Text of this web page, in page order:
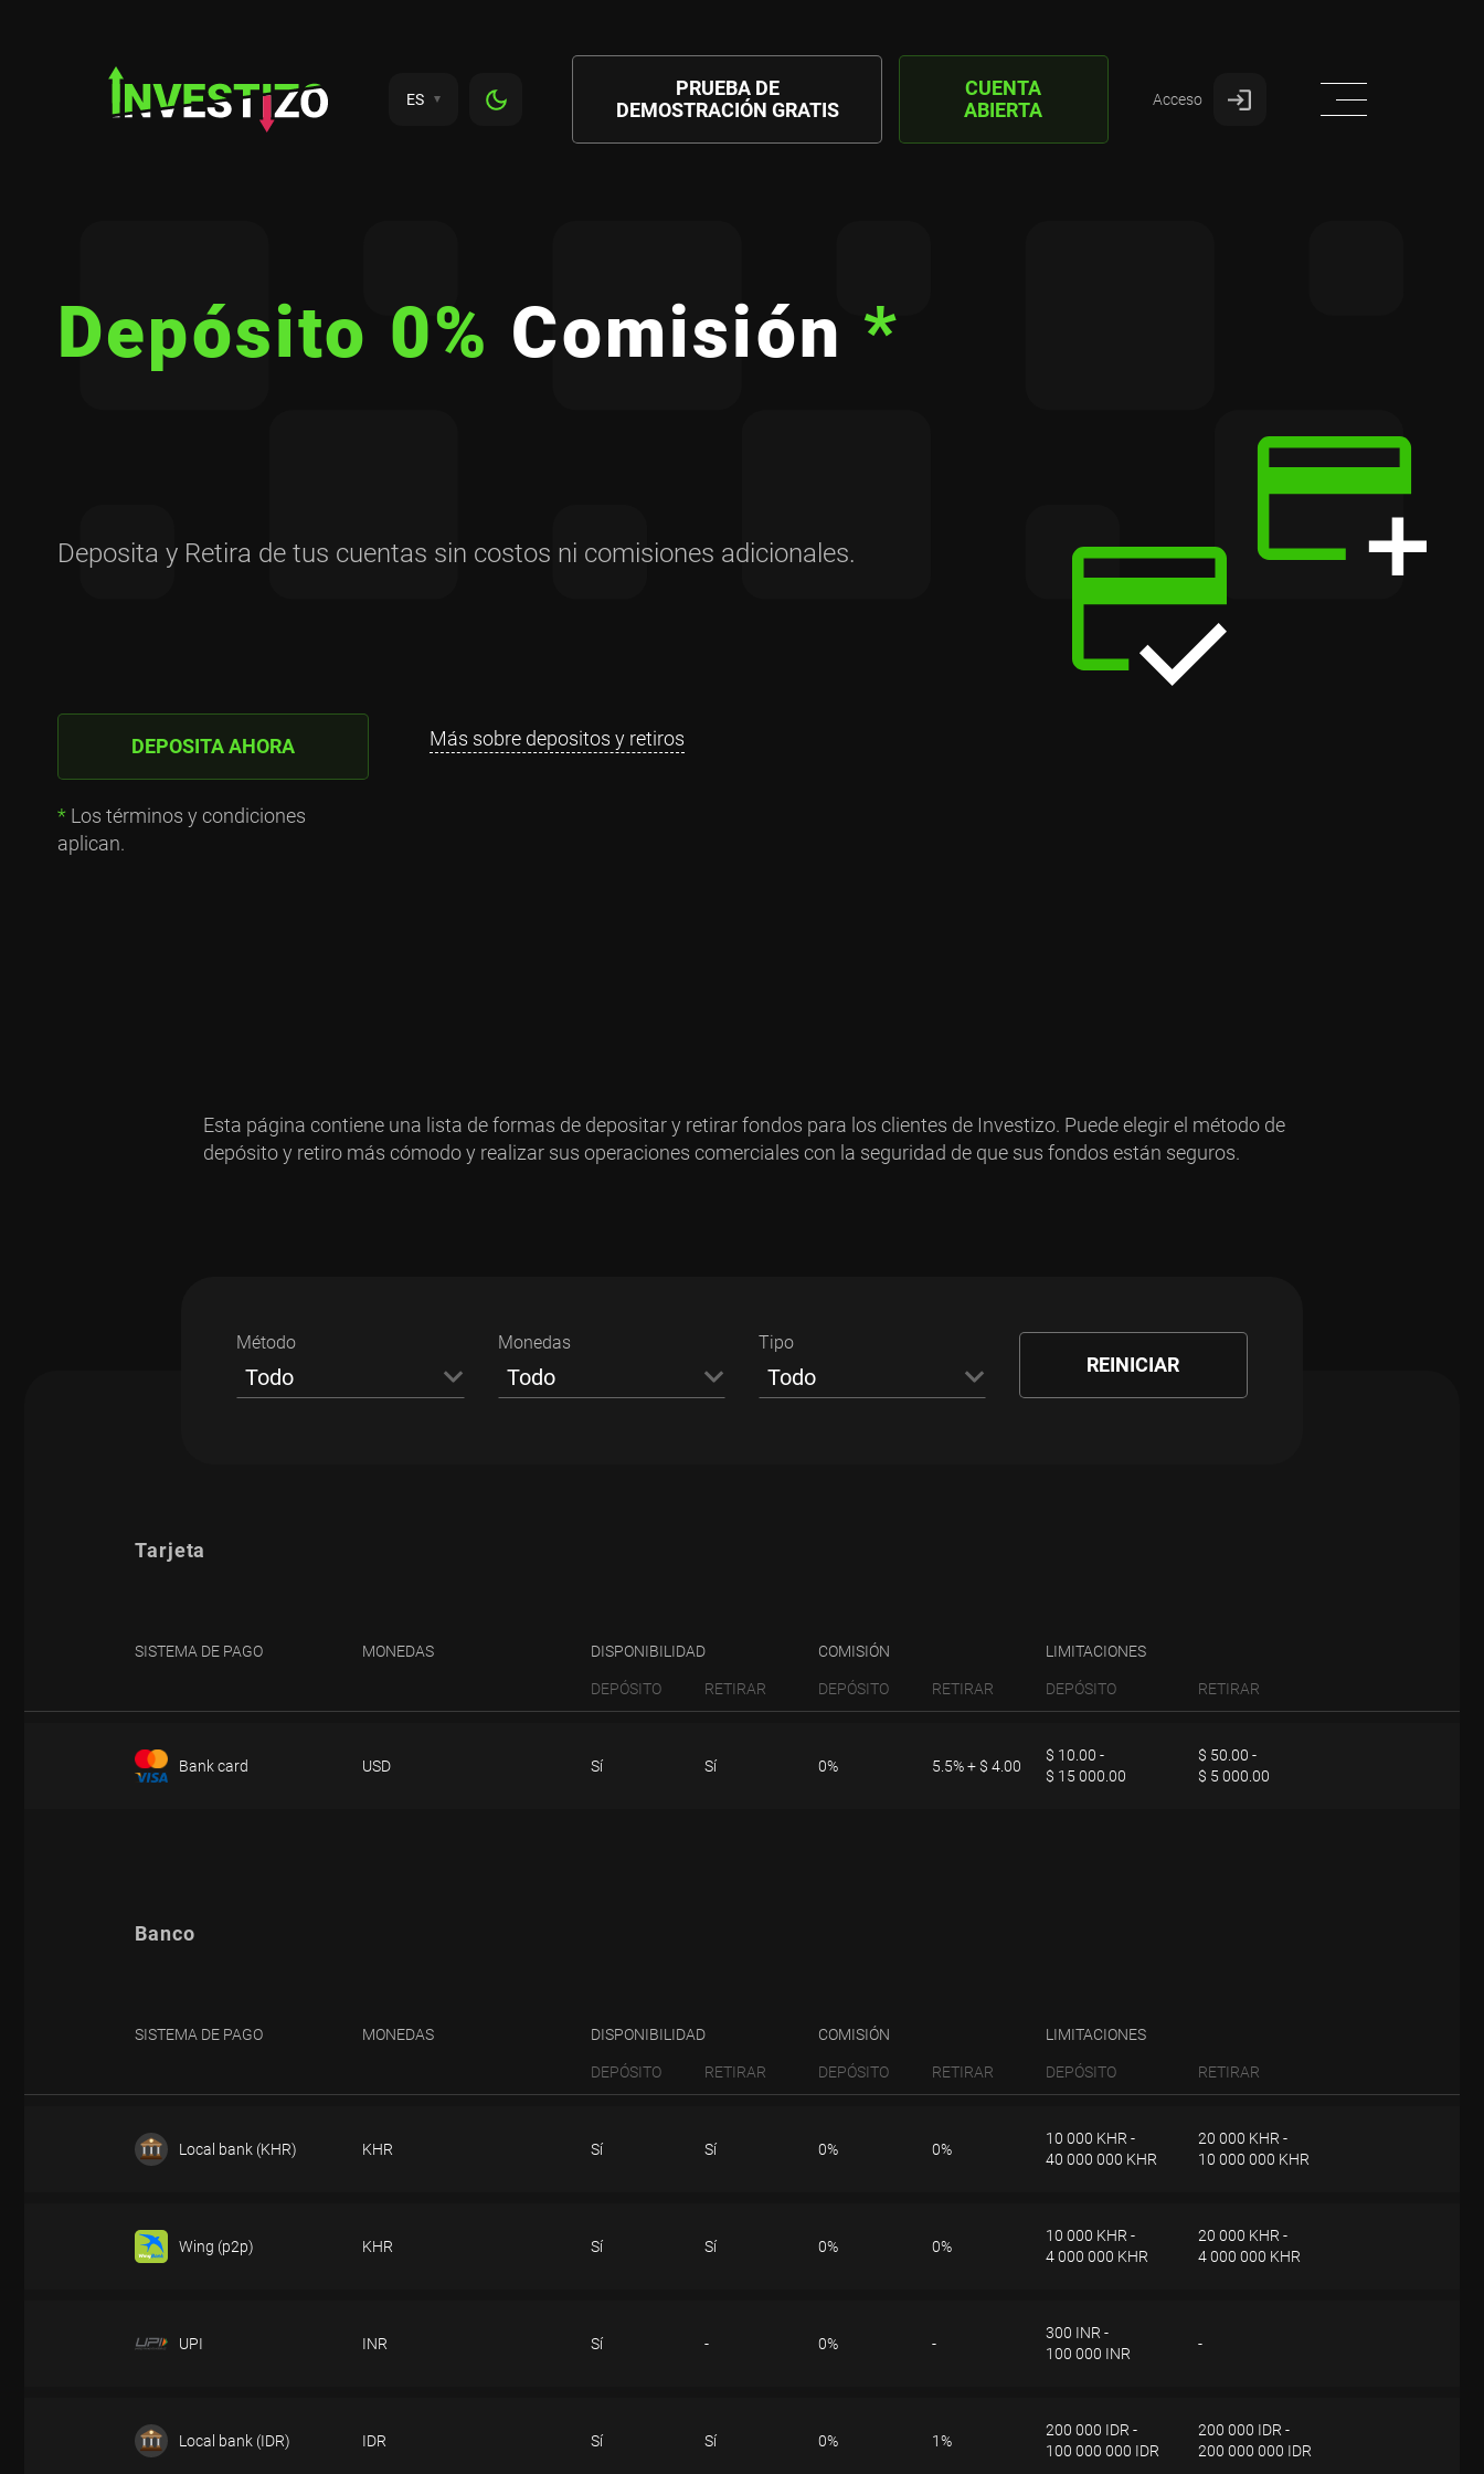
ES
PRUEBA DE
DEMOSTRACIÓN GRATIS
CUENTA
ABIERTA
Acceso
Depósito 0% Comisión *
Deposita y Retira de tus cuentas sin costos ni comisiones adicionales.
DEPOSITA AHORA
* Los términos y condiciones
aplican.
Más sobre depositos y retiros
Esta página contiene una lista de formas de depositar y retirar fondos para los clientes de Investizo. Puede elegir el método de
depósito y retiro más cómodo y realizar sus operaciones comerciales con la seguridad de que sus fondos están seguros.
Método
Todo
Monedas
Todo
Tipo
Todo REINICIAR
Tarjeta
SISTEMA DE PAGO MONEDAS DISPONIBILIDAD
DEPÓSITO RETIRAR
COMISIÓN
DEPÓSITO RETIRAR
LIMITACIONES
DEPÓSITO RETIRAR
Bank card USD Sí Sí 0% 5.5% + $ 4.00
$ 10.00 -
$ 15 000.00
$ 50.00 -
$ 5 000.00
Banco
SISTEMA DE PAGO MONEDAS DISPONIBILIDAD
DEPÓSITO RETIRAR
COMISIÓN
DEPÓSITO RETIRAR
LIMITACIONES
DEPÓSITO RETIRAR
Local bank (KHR) KHR Sí Sí 0% 0%
10 000 KHR -
40 000 000 KHR
20 000 KHR -
10 000 000 KHR
RETIRAR
Tenga en cuenta que, por parte de Investizo, la solicitud de retiro se ejecutará dentro de los 2 días
Wing (p2p) KHR Sí Sí 0% 0%
10 000 KHR -
4 000 000 KHR
20 000 KHR -
4 000 000 KHR
RETIRAR
Tenga en cuenta que, por parte de Investizo, la solicitud de retiro se ejecutará dentro de los 2 días
UPI INR Sí - 0% -
300 INR -
100 000 INR
-
DEPÓSITO RETIRAR
Tenga en cuenta que, por parte de Investizo, la solicitud de retiro se ejecutará dentro de los 2 días
Local bank (IDR) IDR Sí Sí 0% 1%
200 000 IDR -
100 000 000 IDR
200 000 IDR -
200 000 000 IDR